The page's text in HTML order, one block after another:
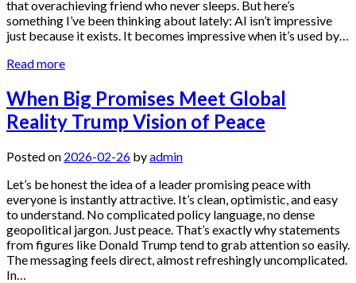
that overachieving friend who never sleeps. But here’s
something I’ve been thinking about lately: AI isn’t impressive
just because it exists. It becomes impressive when it’s used by…
Read more
When Big Promises Meet Global
Reality Trump Vision of Peace
Posted on 2026-02-26 byadmin
Let’s be honest the idea of a leader promising peace with
everyone is instantly attractive. It’s clean, optimistic, and easy
to understand. No complicated policy language, no dense
geopolitical jargon. Just peace. That’s exactly why statements
from figures like Donald Trump tend to grab attention so easily.
The messaging feels direct, almost refreshingly uncomplicated.
In…